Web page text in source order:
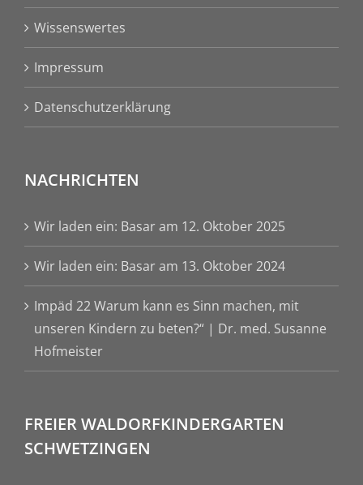
Wissenswertes
Impressum
Datenschutzerklärung
NACHRICHTEN
Wir laden ein: Basar am 12. Oktober 2025
Wir laden ein: Basar am 13. Oktober 2024
Impäd 22 Warum kann es Sinn machen, mit
unseren Kindern zu beten?“ | Dr. med. Susanne
Hofmeister
FREIER WALDORFKINDERGARTEN
SCHWETZINGEN